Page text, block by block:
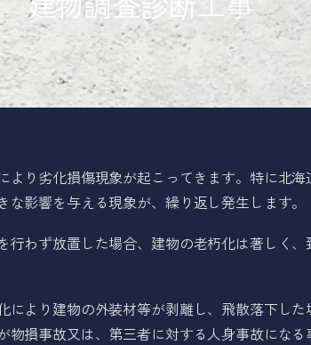
より劣化損傷現象が起こってきます。特に北
影響を与える現象が、繰り返し発生します。
行わず放置した場合、建物の老朽化は著しく、
により建物の外装材等が剥離し、飛散落下し
損事故又は、第三者に対する人身事故になる